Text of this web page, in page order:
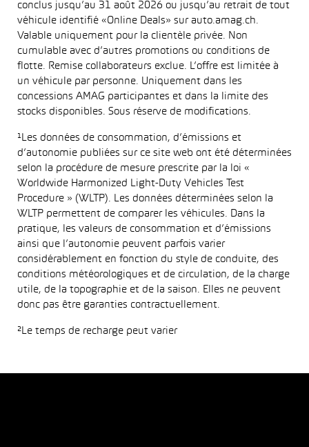
conclus jusqu’au 31 août 2026 ou jusqu’au retrait de tout
véhicule identifié «Online Deals» sur auto.amag.ch.
Valable uniquement pour la clientèle privée. Non
cumulable avec d’autres promotions ou conditions de
flotte. Remise collaborateurs exclue. L’offre est limitée à
un véhicule par personne. Uniquement dans les
concessions AMAG participantes et dans la limite des
stocks disponibles. Sous réserve de modifications.
¹Les données de consommation, d’émissions et
d’autonomie publiées sur ce site web ont été déterminées
selon la procédure de mesure prescrite par la loi «
Worldwide Harmonized Light-Duty Vehicles Test
Procedure » (WLTP). Les données déterminées selon la
WLTP permettent de comparer les véhicules. Dans la
pratique, les valeurs de consommation et d’émissions
ainsi que l’autonomie peuvent parfois varier
considérablement en fonction du style de conduite, des
conditions météorologiques et de circulation, de la charge
utile, de la topographie et de la saison. Elles ne peuvent
donc pas être garanties contractuellement.
²Le temps de recharge peut varier